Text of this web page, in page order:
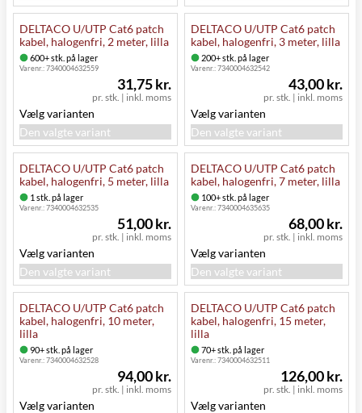
DELTACO U/UTP Cat6 patch
kabel, halogenfri, 2 meter, lilla
600+ stk. på lager
Varenr.:7340004632559
pr. stk. | inkl. moms
31,75 kr.
Vælg varianten
Den valgte variant
DELTACO U/UTP Cat6 patch
kabel, halogenfri, 3 meter, lilla
200+ stk. på lager
Varenr.:7340004632542
pr. stk. | inkl. moms
43,00 kr.
Vælg varianten
Den valgte variant
DELTACO U/UTP Cat6 patch
kabel, halogenfri, 5 meter, lilla
1 stk. på lager
Varenr.:7340004632535
pr. stk. | inkl. moms
51,00 kr.
Vælg varianten
Den valgte variant
DELTACO U/UTP Cat6 patch
kabel, halogenfri, 7 meter, lilla
100+ stk. på lager
Varenr.:7340004635635
pr. stk. | inkl. moms
68,00 kr.
Vælg varianten
Den valgte variant
DELTACO U/UTP Cat6 patch
kabel, halogenfri, 10 meter,
lilla
90+ stk. på lager
Varenr.:7340004632528
pr. stk. | inkl. moms
94,00 kr.
Vælg varianten
DELTACO U/UTP Cat6 patch
kabel, halogenfri, 15 meter,
lilla
70+ stk. på lager
Varenr.:7340004632511
pr. stk. | inkl. moms
126,00 kr.
Vælg varianten